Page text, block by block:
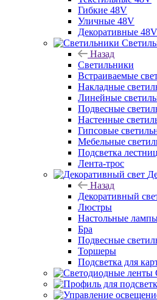
Гибкие 48V
Уличные 48V
Декоративные 48V
Назад
Светильники
Встраиваемые
Накладные
Линейные
Подвесные
Настенные
Гипсовые
Мебельные
Подсветка
Лента-трос
Назад
Декоративный
Люстры
Настольные
Бра
Подвесные
Торшеры
Подсветка для